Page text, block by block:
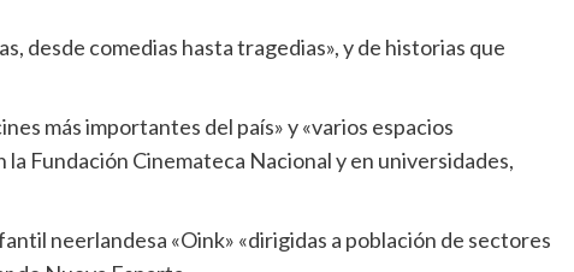
desde comedias hasta tragedias», y de historias que
más importantes del país» y «varios espacios
Fundación Cinemateca Nacional y en universidades,
neerlandesa «Oink» «dirigidas a población de sectores